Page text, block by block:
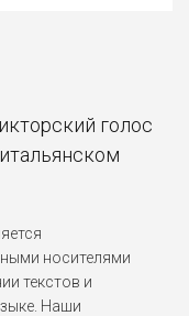
голос
носителями
текстов и
Наши